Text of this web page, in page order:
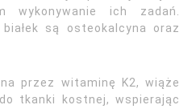
wykonywanie ich zadań.
są osteokalcyna oraz
przez witaminę K2, wiąże
tkanki kostnej, wspierając